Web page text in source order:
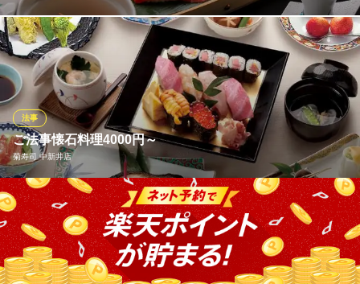
日本料理
西武新宿線航空公園駅 徒歩9分
埼玉県所沢市泉町893-1
特上寿司をメインに季節のお料理が楽しめる◆特選寿司会席◆ お
祝い、ご宴会、ご法事、接待 等 各種お集まりに 個室もご利用い
ただけます
寿司割烹 やなぎ
寿司 和食 天ぷら 鰻
西武新宿線新所沢駅東口 徒歩5分
埼玉県所沢市松葉町23-15
ご法事懐石料理4000円～
菊寿司 中新井店
法事
お料理は四季折々の新鮮なネタと厳選された素材、こだわりの品
質をもちいたコースを4000円(税別）～ご用意しております。ご予
算にあわせた料理内容の献立も可能です。老舗ならではの味と温
かい雰囲気で、心穏やかなひと時をお過ごしください。 昨今は法
事以外にも火葬式の後にご利用いただくお客様が大変増えており